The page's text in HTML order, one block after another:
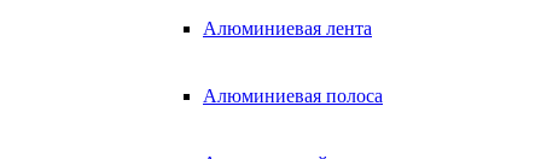
Алюминиевая лента
Алюминиевая полоса